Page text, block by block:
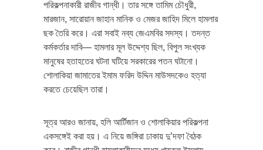
পরিকল্পনাকারী রাজীব গান্ধী। তার সঙ্গে তামিম চৌধুরী,
মারজান, সারোয়ান জাহান মানিক ও মেজর জাহিদ মিলে হামলার
ছক তৈরি করে। এরা সবাই নব্য জেএমবির সদস্য। তদন্ত
কর্মকর্তার দাবি— হামলার মূল উদ্দেশ্য ছিল, বিপুল সংখ্যক
মানুষের হতাহতের ঘটনা ঘটিয়ে সরকারের পতন ঘটানো।
শোলাকিয়া জামাতের ইমাম ফরিদ উদ্দিন মাউসদকেও হত্যা
করতে চেয়েছিল তারা।
সূত্র আরও জানায়, হলি আর্টিজান ও শোলাকিয়ার পরিকল্পনা
একসঙ্গেই করা হয়। এ নিয়ে জঙ্গিরা ঢাকায় দু’দফা বৈঠক